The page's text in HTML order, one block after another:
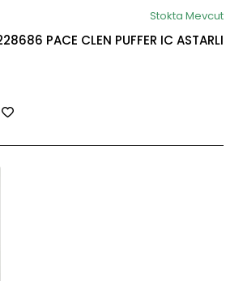
Stokta Mevcut
PACE CLEN PUFFER IC ASTARLI